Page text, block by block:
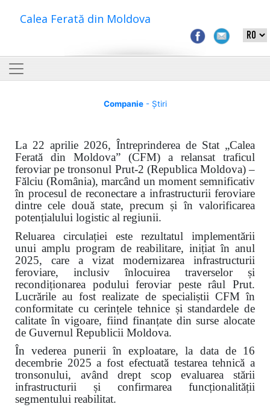
Calea Ferată din Moldova
Companie- Știri
La 22 aprilie 2026, Întreprinderea de Stat „Calea
Ferată din Moldova” (CFM) a relansat traficul
feroviar pe tronsonul Prut-2 (Republica Moldova) –
Fălciu (România), marcând un moment semnificativ
în procesul de reconectare a infrastructurii feroviare
dintre cele două state, precum și în valorificarea
potențialului logistic al regiunii.
Reluarea circulației este rezultatul implementării
unui amplu program de reabilitare, inițiat în anul
2025, care a vizat modernizarea infrastructurii
feroviare, inclusiv înlocuirea traverselor și
recondiționarea podului feroviar peste râul Prut.
Lucrările au fost realizate de specialiștii CFM în
conformitate cu cerințele tehnice și standardele de
calitate în vigoare, fiind finanțate din surse alocate
de Guvernul Republicii Moldova.
În vederea punerii în exploatare, la data de 16
decembrie 2025 a fost efectuată testarea tehnică a
tronsonului, având drept scop evaluarea stării
infrastructurii și confirmarea funcționalității
segmentului reabilitat.